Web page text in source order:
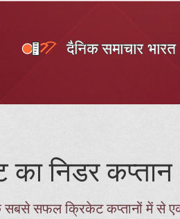
निडर कप्तान
सबसे सफल क्रिकेट कप्तानों में से